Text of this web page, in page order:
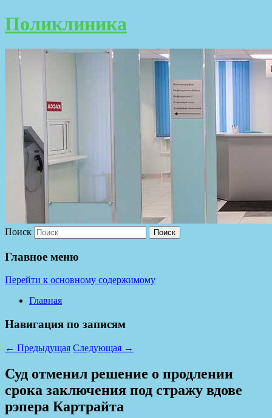
Поликлиника
Поиск
Главное меню
Перейти к основному содержимому
Главная
Навигация по записям
← Предыдущая Следующая →
Суд отменил решение о продлении
срока заключения под стражу вдове
рэпера Картрайта